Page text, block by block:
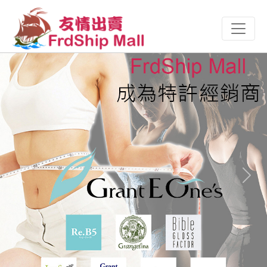
Previous Next